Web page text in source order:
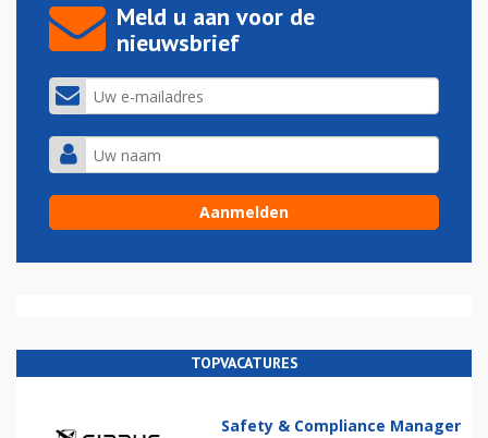
Meld u aan voor de
nieuwsbrief
TOPVACATURES
Safety & Compliance Manager